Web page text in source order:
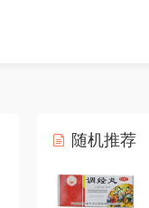
随机推荐